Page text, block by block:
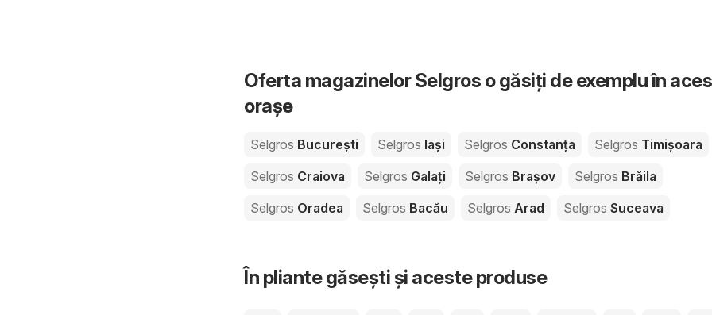
Oferta magazinelor Selgros o găsiți de exemplu în
orașe
Selgros București Selgros Iași Selgros Constanţa Selgros Timișoara
Selgros Craiova Selgros Galați Selgros Brașov Selgros Brăila
Selgros Oradea Selgros Bacău Selgros Arad Selgros Suceava
În pliante găsești și aceste produse